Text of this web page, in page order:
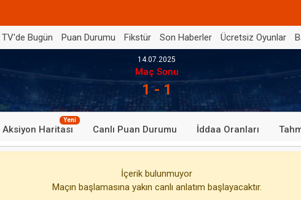
TV'de Bugün Puan Durumu Fikstür Son Haberler Ücretsiz Oyunlar
14.07.2025
Maç Sonu
1 - 1
Aksiyon Haritası
Yeni
Canlı Puan Durumu İddaa Oranları
İçerik bulunmuyor
Maçın başlamasına yakın canlı anlatım başlayacaktır.